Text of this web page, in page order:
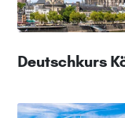
Deutschkurs